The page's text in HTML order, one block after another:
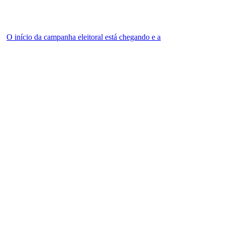
O início da campanha eleitoral está chegando e a